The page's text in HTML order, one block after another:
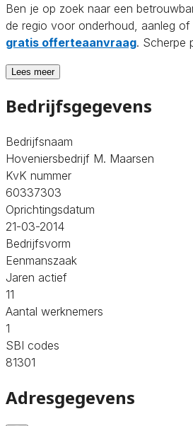
Ben je op zoek naar een
de regio voor onderhoud, aanleg of
gratis offerteaanvraag. Scherpe
Lees meer
Bedrijfsgegevens
Bedrijfsnaam
Hoveniersbedrijf M. Maarsen
KvK nummer
60337303
Oprichtingsdatum
21-03-2014
Bedrijfsvorm
Eenmanszaak
Jaren actief
11
Aantal werknemers
1
SBI codes
81301
Adresgegevens